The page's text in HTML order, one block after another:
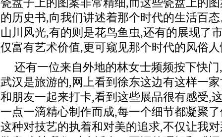
瓷盘子上的图案非常精细,而这些瓷盘上的
的历史书,向我们讲述着那个时代的生活百
山川风光,有的则是花鸟鱼虫,还有的展现了
仅富有艺术价值,更可窥见那个时代的风俗人
还有一位来自外地的林女士频频按下快
武汉是旅游的,网上看到徐东这边有这样一
和朋友一起来打卡,看到这些展品很有感受,
一点一滴精心制作而成,每一个细节都凝聚
这种对技艺的执着和对美的追求,不仅让我